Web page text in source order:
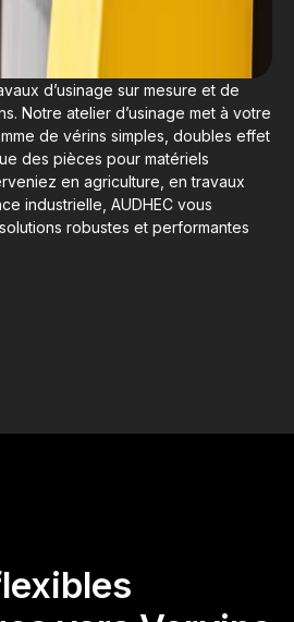
d’usinage sur mesure et de
Notre atelier d’usinage met à votre
de vérins simples, doubles effet
des pièces pour matériels
en agriculture, en travaux
industrielle, AUDHEC vous
robustes et performantes